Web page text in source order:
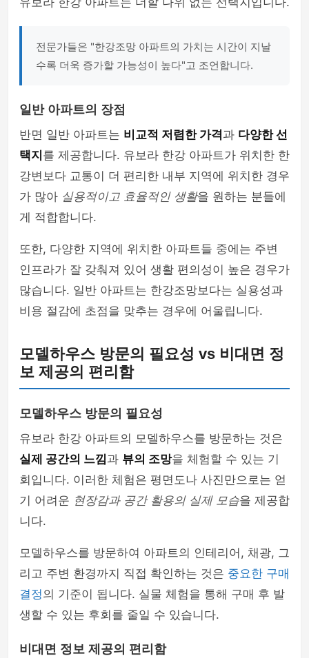
전문가들은 "한강조망 아파트의 가치는 시간이 지날
수록 더욱 증가할 가능성이 높다"고 조언합니다.
일반 아파트의 장점
반면 일반 아파트는 비교적 저렴한 가격과 다양한 선
택지 를 제공합니다. 유보라 한강 아파트가 위치한 한
강변보다 교통이 더 편리한 내부 지역에 위치한 경우
가 많아 실용적이고 효율적인 생활을 원하는 분들에
게 적합합니다.
또한, 다양한 지역에 위치한 아파트들 중에는 주변
인프라가 잘 갖춰져 있어 생활 편의성이 높은 경우가
많습니다. 일반 아파트는 한강조망보다는 실용성과
비용 절감에 초점을 맞추는 경우에 어울립니다.
모델하우스 방문의 필요성 vs 비대면 정
보 제공의 편리함
모델하우스 방문의 필요성
유보라 한강 아파트의 모델하우스를 방문하는 것은
실제 공간의 느낌과 뷰의 조망을 체험할 수 있는 기
회입니다. 이러한 체험은 평면도나 사진만으로는 얻
기 어려운 현장감과 공간 활용의 실제 모습을 제공합
니다.
모델하우스를 방문하여 아파트의 인테리어, 채광, 그
리고 주변 환경까지 직접 확인하는 것은 중요한 구매
결정의 기준이 됩니다. 실물 체험을 통해 구매 후 발
생할 수 있는 후회를 줄일 수 있습니다.
비대면 정보 제공의 편리함